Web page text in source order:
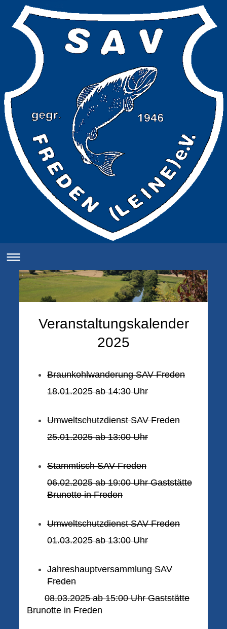
Veranstaltungskalender
2025
Braunkohlwanderung SAV Freden
18.01.2025 ab 14:30 Uhr
Umweltschutzdienst SAV Freden
25.01.2025 ab 13:00 Uhr
Stammtisch SAV Freden
06.02.2025 ab 19:00 Uhr Gaststätte
Brunotte in Freden
Umweltschutzdienst SAV Freden
01.03.2025 ab 13:00 Uhr
Jahreshauptversammlung SAV
Freden
08.03.2025 ab 15:00 Uhr Gaststätte
Brunotte in Freden